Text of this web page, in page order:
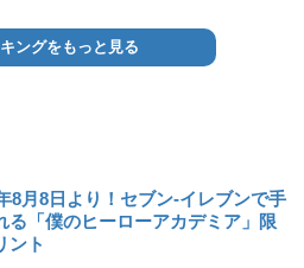
ングをもっと見る
8月8日より！セブン‐イレブンで手
る「僕のヒーローアカデミア」限
ント